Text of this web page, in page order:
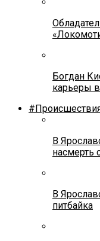
Богдан
карьеры
В
насмерть
В
питбайка